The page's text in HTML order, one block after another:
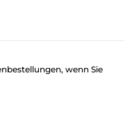
wenn Sie